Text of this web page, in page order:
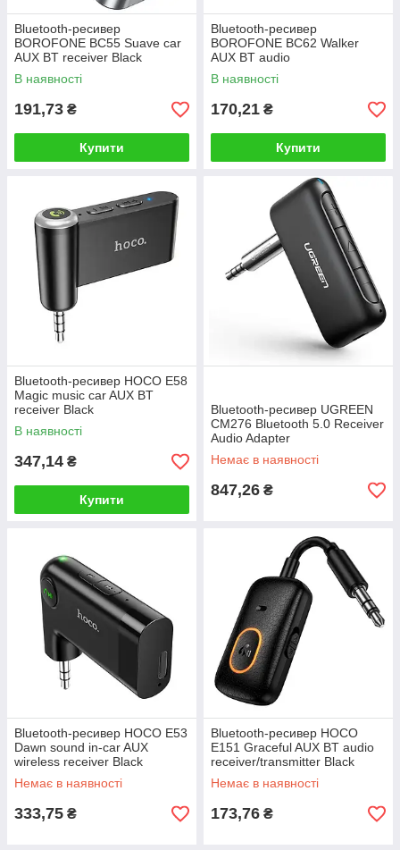
Bluetooth-ресивер
BOROFONE BC55 Suave car
AUX BT receiver Black
В наявності
191,73 ₴
Купити
Bluetooth-ресивер
BOROFONE BC62 Walker
AUX BT audio
receiver/transmitter
В наявності
170,21 ₴
Купити
Bluetooth-ресивер HOCO E58
Magic music car AUX BT
receiver Black
В наявності
347,14 ₴
Купити
Bluetooth-ресивер UGREEN
CM276 Bluetooth 5.0 Receiver
Audio Adapter
Немає в наявності
847,26 ₴
Bluetooth-ресивер HOCO E53
Dawn sound in-car AUX
wireless receiver Black
Немає в наявності
333,75 ₴
Bluetooth-ресивер HOCO
E151 Graceful AUX BT audio
receiver/transmitter Black
Немає в наявності
173,76 ₴